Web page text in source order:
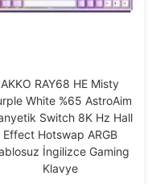
AKKO RAY68 HE Misty
White %65 AstroAim
Switch 8K Hz Hall
Effect Hotswap ARGB
İngilizce Gaming
Klavye